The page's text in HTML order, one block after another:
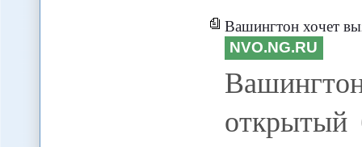
Вашингтон хочет
NVO.NG.RU
открытый